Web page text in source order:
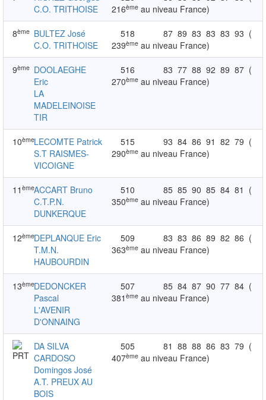
C.O. TRITHOISE
216èmeau niveau France)
8ème BULTEZ José
C.O. TRITHOISE
518 87 89 83 83 83 93 (
239èmeau niveau France)
9ème DOOLAEGHE
Eric
LA
MADELEINOISE
TIR
516 83 77 88 92 89 87 (
270èmeau niveau France)
10èmeLECOMTE Patrick
S.T RAISMES-
VICOIGNE
515 93 84 86 91 82 79 (
290èmeau niveau France)
11 èmeACCART Bruno
C.T.P.N.
DUNKERQUE
510 85 85 90 85 84 81 (
350èmeau niveau France)
12èmeDEPLANQUE Eric
T.M.N.
HAUBOURDIN
509 83 83 86 89 82 86 (
363èmeau niveau France)
13èmeDEDONCKER
Pascal
L'AVENIR
D'ONNAING
507 85 84 87 90 77 84 (
381 èmeau niveau France)
DA SILVA
CARDOSO
Domingos José
A.T. PREUX AU
BOIS
505 81 88 88 86 83 79 (
407èmeau niveau France)